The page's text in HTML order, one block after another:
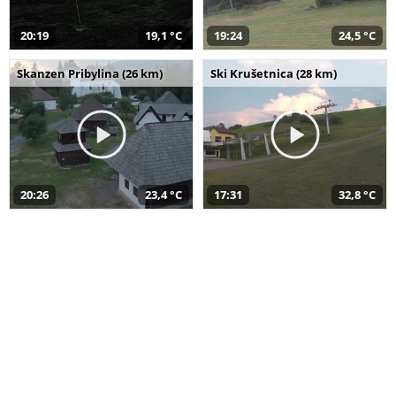
20:19 19,1 °C 19:24 24,5 °C
Skanzen Pribylina (26 km)
20:26 23,4 °C
Ski Krušetnica (28 km)
17:31 32,8 °C